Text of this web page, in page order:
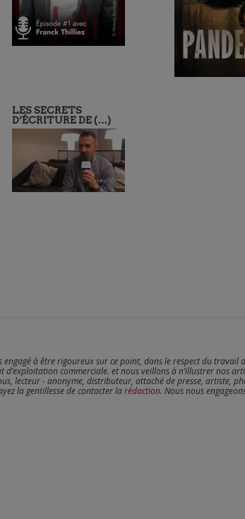
LES SECRETS
D’ÉCRITURE DE (…)
engagé à être rigoureux sur ce point, dans le respect du
commerciale. et nous veillons à n’illustrer nos
lecteur - anonyme, distributeur, attaché de presse, artiste,
la gentillesse de contacter larédaction. Nous nous